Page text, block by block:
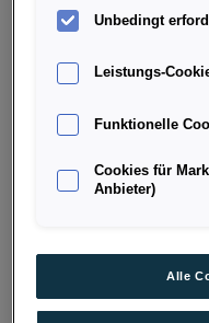
205 km Unbedingt
Leistungs-
Funktionelle
Cookies für
Anbieter)
Alle